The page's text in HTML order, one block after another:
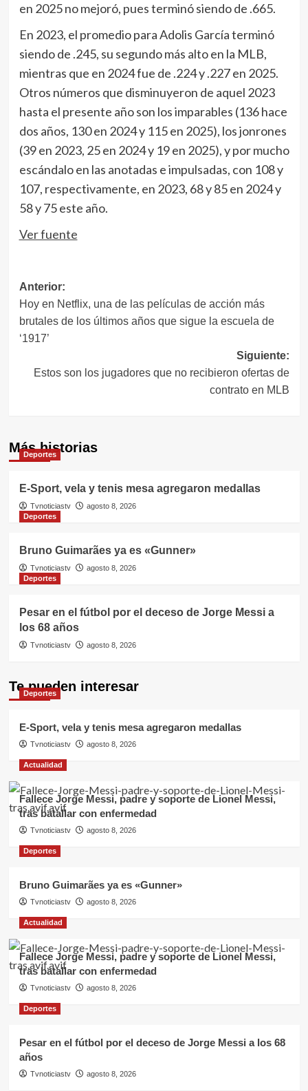
en 2025 no mejoró, pues terminó siendo de .665.
En 2023, el promedio para Adolis García terminó
siendo de .245, su segundo más alto en la MLB,
mientras que en 2024 fue de .224 y .227 en 2025.
Otros números que disminuyeron de aquel 2023
hasta el presente año son los imparables (136 hace
dos años, 130 en 2024 y 115 en 2025), los jonrones
(39 en 2023, 25 en 2024 y 19 en 2025), y por mucho
escándalo en las anotadas e impulsadas, con 108 y
107, respectivamente, en 2023, 68 y 85 en 2024 y
58 y 75 este año.
Ver fuente
Navegación
de
entradas
Anterior:
Hoy en Netflix, una de las películas de acción más
brutales de los últimos años que sigue la escuela de
‘1917’
Siguiente:
Estos son los jugadores que no recibieron ofertas de
contrato en MLB
Más historias
Deportes
E-Sport, vela y tenis mesa agregaron medallas
Tvnoticiastv
agosto 8, 2026
Deportes
Bruno Guimarães ya es «Gunner»
Tvnoticiastv
agosto 8, 2026
Deportes
Pesar en el fútbol por el deceso de Jorge Messi a
los 68 años
Tvnoticiastv agosto 8, 2026
Te pueden interesar
Deportes
E-Sport, vela y tenis mesa agregaron medallas
Tvnoticiastv agosto 8, 2026
Actualidad
Fallece Jorge Messi, padre y soporte de Lionel Messi,
tras batallar con enfermedad
Tvnoticiastv agosto 8, 2026
Deportes
Bruno Guimarães ya es «Gunner»
Tvnoticiastv agosto 8, 2026
Actualidad
Fallece Jorge Messi, padre y soporte de Lionel Messi,
tras batallar con enfermedad
Tvnoticiastv agosto 8, 2026
Deportes
Pesar en el fútbol por el deceso de Jorge Messi a los 68
años
Tvnoticiastv agosto 8, 2026